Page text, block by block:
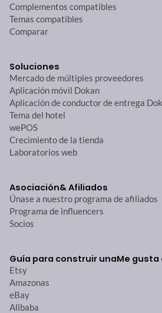
Complementos compatibles
Temas compatibles
Comparar
Soluciones
Mercado de múltiples proveedores
Aplicación móvil Dokan
Aplicación de conductor de entrega
Tema del hotel
wePOS
Crecimiento de la tienda
Laboratorios web
Asociación& Afiliados
Únase a nuestro programa de afiliados
Programa de influencers
Socios
Guía para construir unaMe gusta
Etsy
Amazonas
eBay
Alibaba